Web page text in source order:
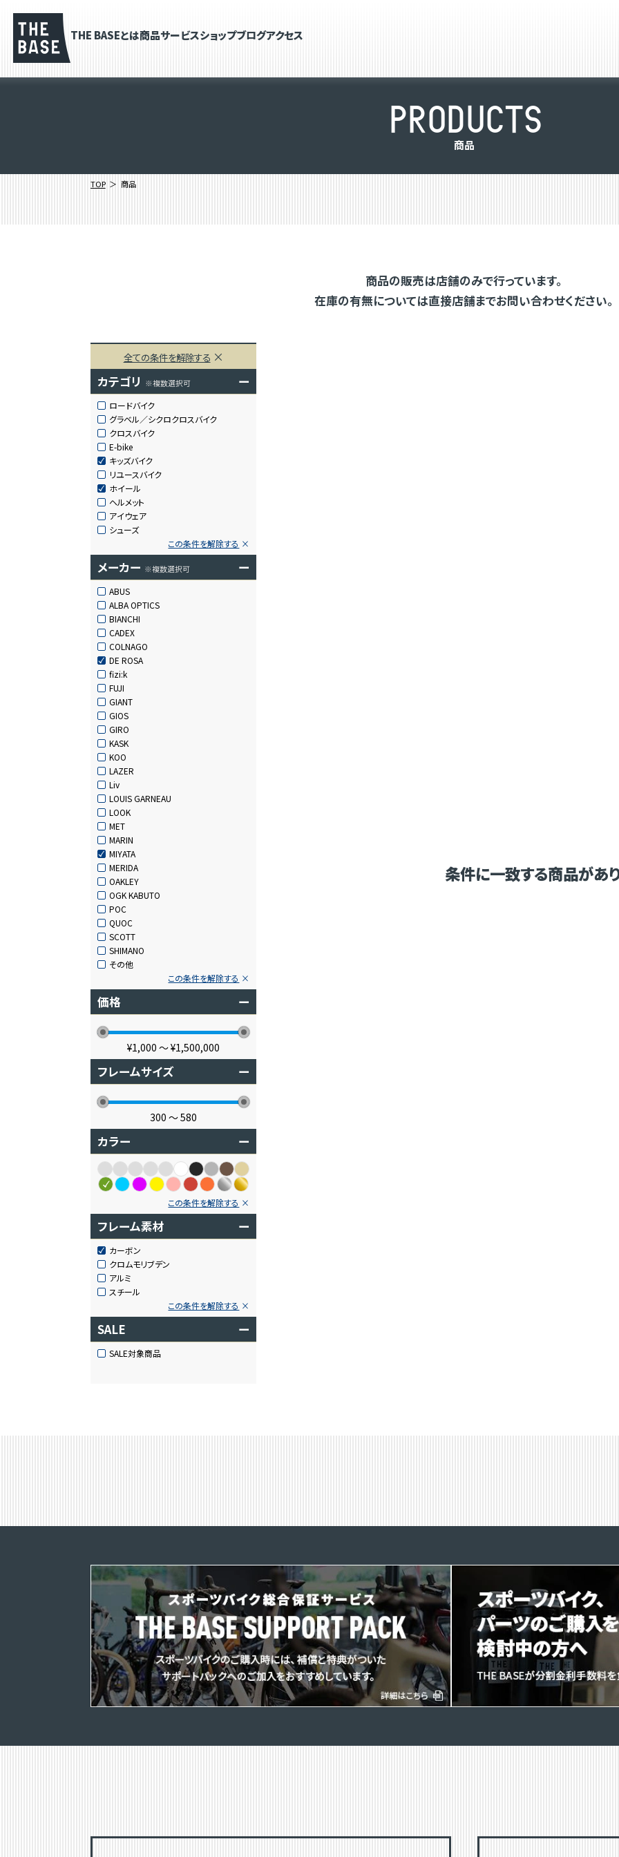
THE BASEとは商品サービスショップブログアクセス
PRODUCTS
商品
TOP 商品
商品の販売は店舗のみで行っています。
在庫の有無については直接店舗までお問い合わせください。
全ての条件を解除する
カテゴリ ※複数選択可 ー
ロードバイク
グラベル／シクロクロスバイク
クロスバイク
E-bike
キッズバイク
リユースバイク
ホイール
ヘルメット
アイウェア
シューズ
この条件を解除する
メーカー ※複数選択可 ー
ABUS
ALBA OPTICS
BIANCHI
CADEX
COLNAGO
DE ROSA
fizi:k
FUJI
GIANT
GIOS
GIRO
KASK
KOO
LAZER
Liv
LOUIS GARNEAU
LOOK
MET
MARIN
MIYATA
MERIDA
OAKLEY
OGK KABUTO
POC
QUOC
SCOTT
SHIMANO
その他
この条件を解除する
価格 ー
¥1,000 〜¥1,500,000
フレームサイズ ー
300 〜580
カラー ー
この条件を解除する
フレーム素材 ー
カーボン
クロムモリブデン
アルミ
スチール
この条件を解除する
SALE ー
SALE対象商品
条件に一致する商品があ